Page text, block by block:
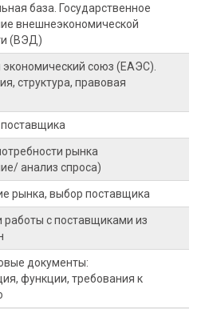
база. Государственное
внешнеэкономической
(ВЭД)
экономический союз (ЕАЭС).
структура, правовая
поставщика
рынка
анализ спроса)
рынка, выбор поставщика
работы с поставщиками из
документы:
функции, требования к